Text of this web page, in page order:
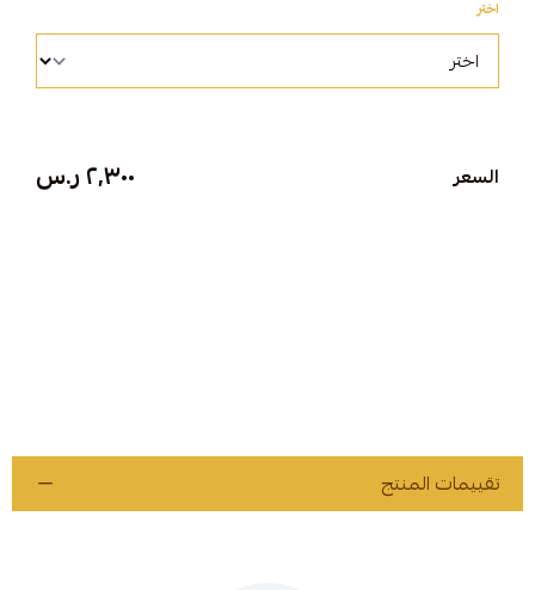
اختر
السعر ٢٬٣٠٠ ر.س
تقييمات المنتج